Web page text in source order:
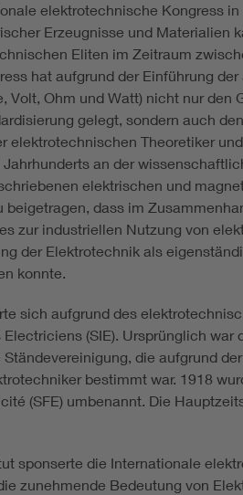
elektrotechnische Kongress
Erzeugnisse und Materialien
Eliten im Zeitraum
hat aufgrund der Einführung
Volt, Ohm und Watt) nicht nur den
gelegt, sondern auch
elektrotechnischen Theoretiker
Jahrhunderts an der
elektrischen und
beigetragen, dass im
zur industriellen Nutzung von
der Elektrotechnik als
konnte.
sich aufgrund des
(SIE). Ursprünglich war
die aufgrund
bestimmt war. 1918
(SFE) umbenannt. Die
sponserte die Internationale
zunehmende Bedeutung von